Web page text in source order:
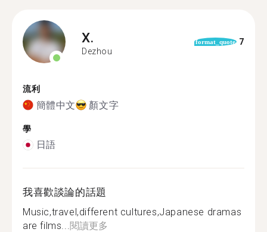
X.
Dezhou
format_quote 7
流利
簡體中文 顏文字
學
日語
我喜歡談論的話題
Music,travel,different cultures,Japanese dramas
are films...閱讀更多